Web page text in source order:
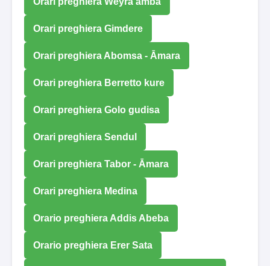
Orari preghiera Gimdere
Orari preghiera Abomsa - Āmara
Orari preghiera Berretto kure
Orari preghiera Golo gudisa
Orari preghiera Sendul
Orari preghiera Tabor - Āmara
Orari preghiera Medina
Orario preghiera Addis Abeba
Orario preghiera Erer Sata